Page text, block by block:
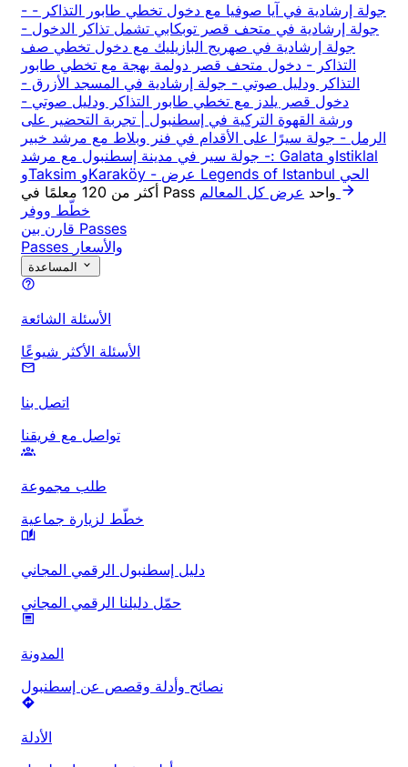
- جولة إرشادية في آيا صوفيا مع دخول تخطي طابور التذاكر -
جولة إرشادية في متحف قصر توبكابي تشمل تذاكر الدخول -
جولة إرشادية في صهريج البازيليك مع دخول تخطي صف
التذاكر - دخول متحف قصر دولمة بهجة مع تخطي طابور
التذاكر ودليل صوتي - جولة إرشادية في المسجد الأزرق -
دخول قصر يلدز مع تخطي طابور التذاكر ودليل صوتي -
ورشة القهوة التركية في إسطنبول | تجربة التحضير على
الرمل - جولة سيرًا على الأقدام في فنر وبلاط مع مرشد خبير
- جولة سير في مدينة إسطنبول مع مرشد: Galata وIstiklal
وTaksim وKaraköy -
عرض Legends of Istanbul الحي
أكثر من 120 معلمًا في Pass واحد عرض كل المعالم
خطّط ووفر
قارن بين Passes
Passes والأسعار
المساعدة
الأسئلة الشائعة
الأسئلة الأكثر شيوعًا
اتصل بنا
تواصل مع فريقنا
طلب مجموعة
خطّط لزيارة جماعية
دليل إسطنبول الرقمي المجاني
حمّل دليلنا الرقمي المجاني
المدونة
نصائح وأدلة وقصص عن إسطنبول
الأدلة